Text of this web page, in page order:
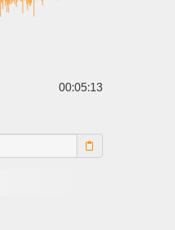
00:05:13